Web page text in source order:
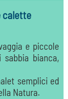
calette
e piccole
sabbia bianca,
semplici ed
Natura.